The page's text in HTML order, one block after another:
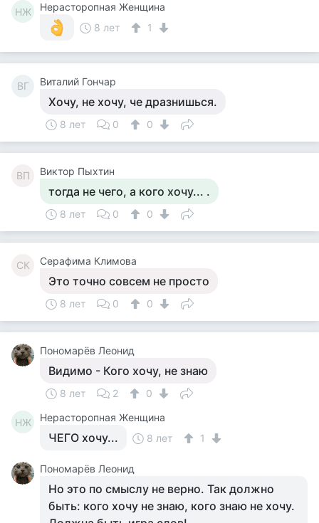
НЖ
Нерасторопная Женщина
8 лет
1
ВГ Виталий Гончар
Хочу, не хочу, че дразнишься.
8 лет 0 0
ВП Виктор Пыхтин
тогда не чего, а кого хочу... .
8 лет 0 0
СК Серафима Климова
Это точно совсем не просто
8 лет 0 0
Пономарёв Леонид
Видимо - Кого хочу, не знаю
8 лет 2 0
НЖ Нерасторопная Женщина
ЧЕГО хочу... 8 лет 1
Пономарёв Леонид
Но это по смыслу не верно. Так должно
быть: кого хочу не знаю, кого знаю не хочу.